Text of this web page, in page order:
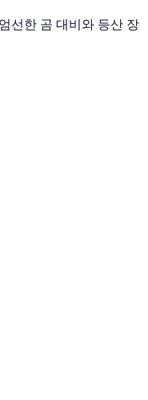
선한 곰 대비와 등산 장